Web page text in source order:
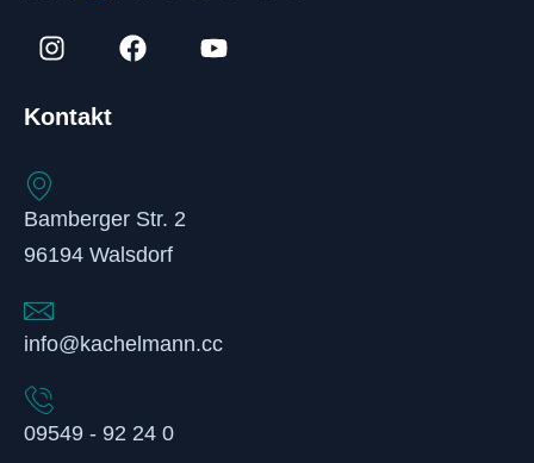
Kontakt
Bamberger Str. 2
96194 Walsdorf
info@kachelmann.cc
09549 - 92 24 0